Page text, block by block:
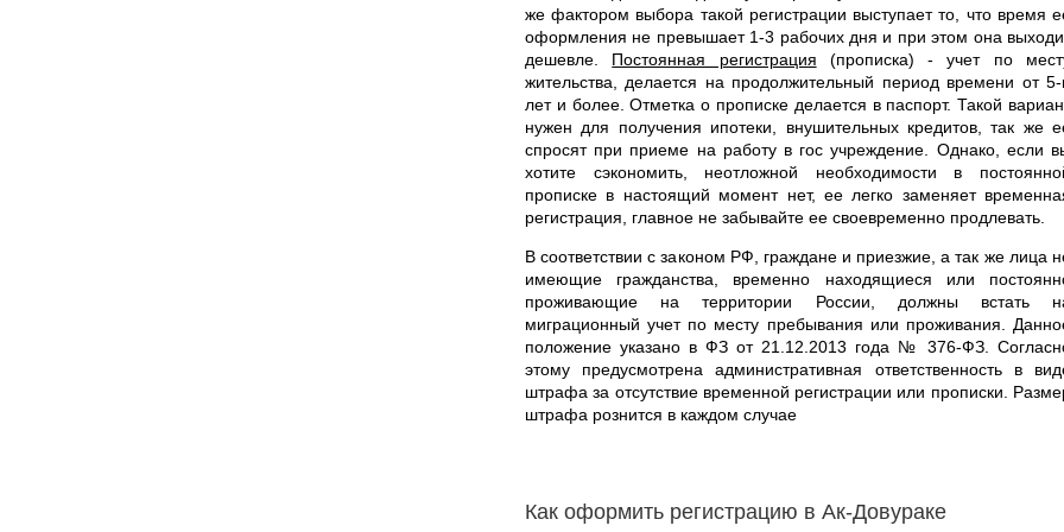
же фактором выбора такой регистрации выступает то, что время
оформления не превышает 1-3 рабочих дня и при этом она
дешевле. Постоянная регистрация (прописка) - учет по
жительства, делается на продолжительный период времени от 5-
лет и более. Отметка о прописке делается в паспорт. Такой
нужен для получения ипотеки, внушительных кредитов, так же
спросят при приеме на работу в гос учреждение. Однако, если
хотите сэкономить, неотложной необходимости в
прописке в настоящий момент нет, ее легко заменяет
регистрация, главное не забывайте ее своевременно продлевать.
В соответствии с законом РФ, граждане и приезжие, а так же лица
имеющие гражданства, временно находящиеся или
проживающие на территории России, должны встать
миграционный учет по месту пребывания или проживания.
положение указано в ФЗ от 21.12.2013 года № 376-ФЗ.
этому предусмотрена административная ответственность в
штрафа за отсутствие временной регистрации или прописки.
штрафа рознится в каждом случае
Как оформить регистрацию в Ак-Довураке